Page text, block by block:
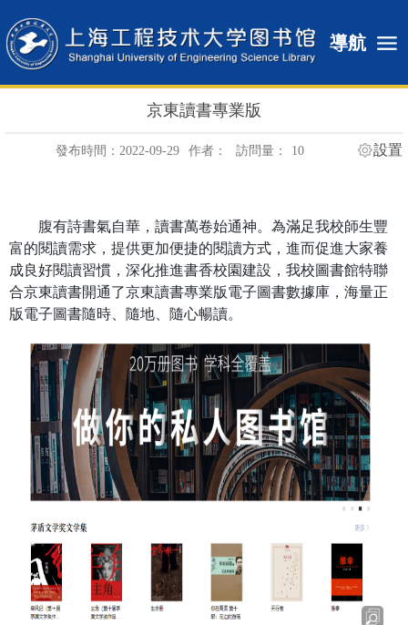
導航
京東讀書專業版
發布時間：2022-09-29 作者： 訪問量： 10 設置
腹有詩書氣自華，讀書萬卷始通神。為滿足我校師生豐
富的閱讀需求，提供更加便捷的閱讀方式，進而促進大家養
成良好閱讀習慣，深化推進書香校園建設，我校圖書館特聯
合京東讀書開通了京東讀書專業版電子圖書數據庫，海量正
版電子圖書隨時、隨地、隨心暢讀。